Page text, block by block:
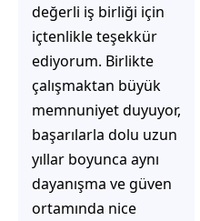
değerli iş birliği için
içtenlikle teşekkür
ediyorum. Birlikte
çalışmaktan büyük
memnuniyet duyuyor,
başarılarla dolu uzun
yıllar boyunca aynı
dayanışma ve güven
ortamında nice